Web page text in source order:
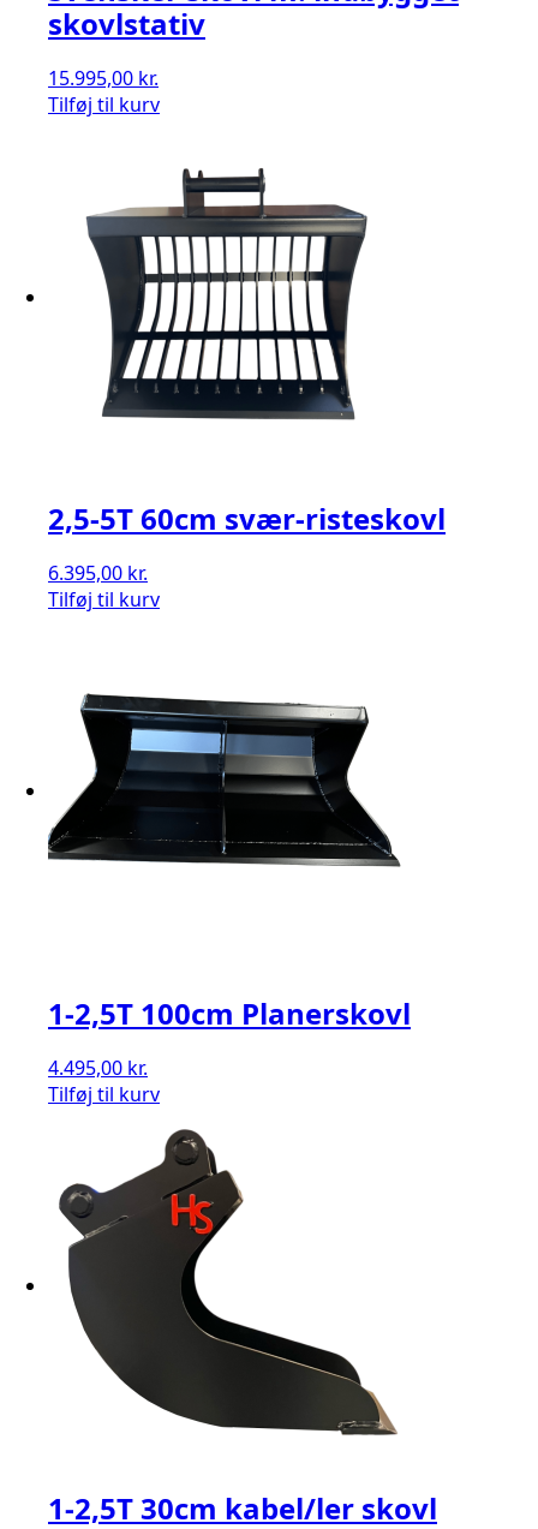
skovlstativ
15.995,00 kr.
Tilføj til kurv
2,5-5T 60cm svær-risteskovl
6.395,00 kr.
Tilføj til kurv
1-2,5T 100cm Planerskovl
4.495,00 kr.
Tilføj til kurv
1-2,5T 30cm kabel/ler skovl